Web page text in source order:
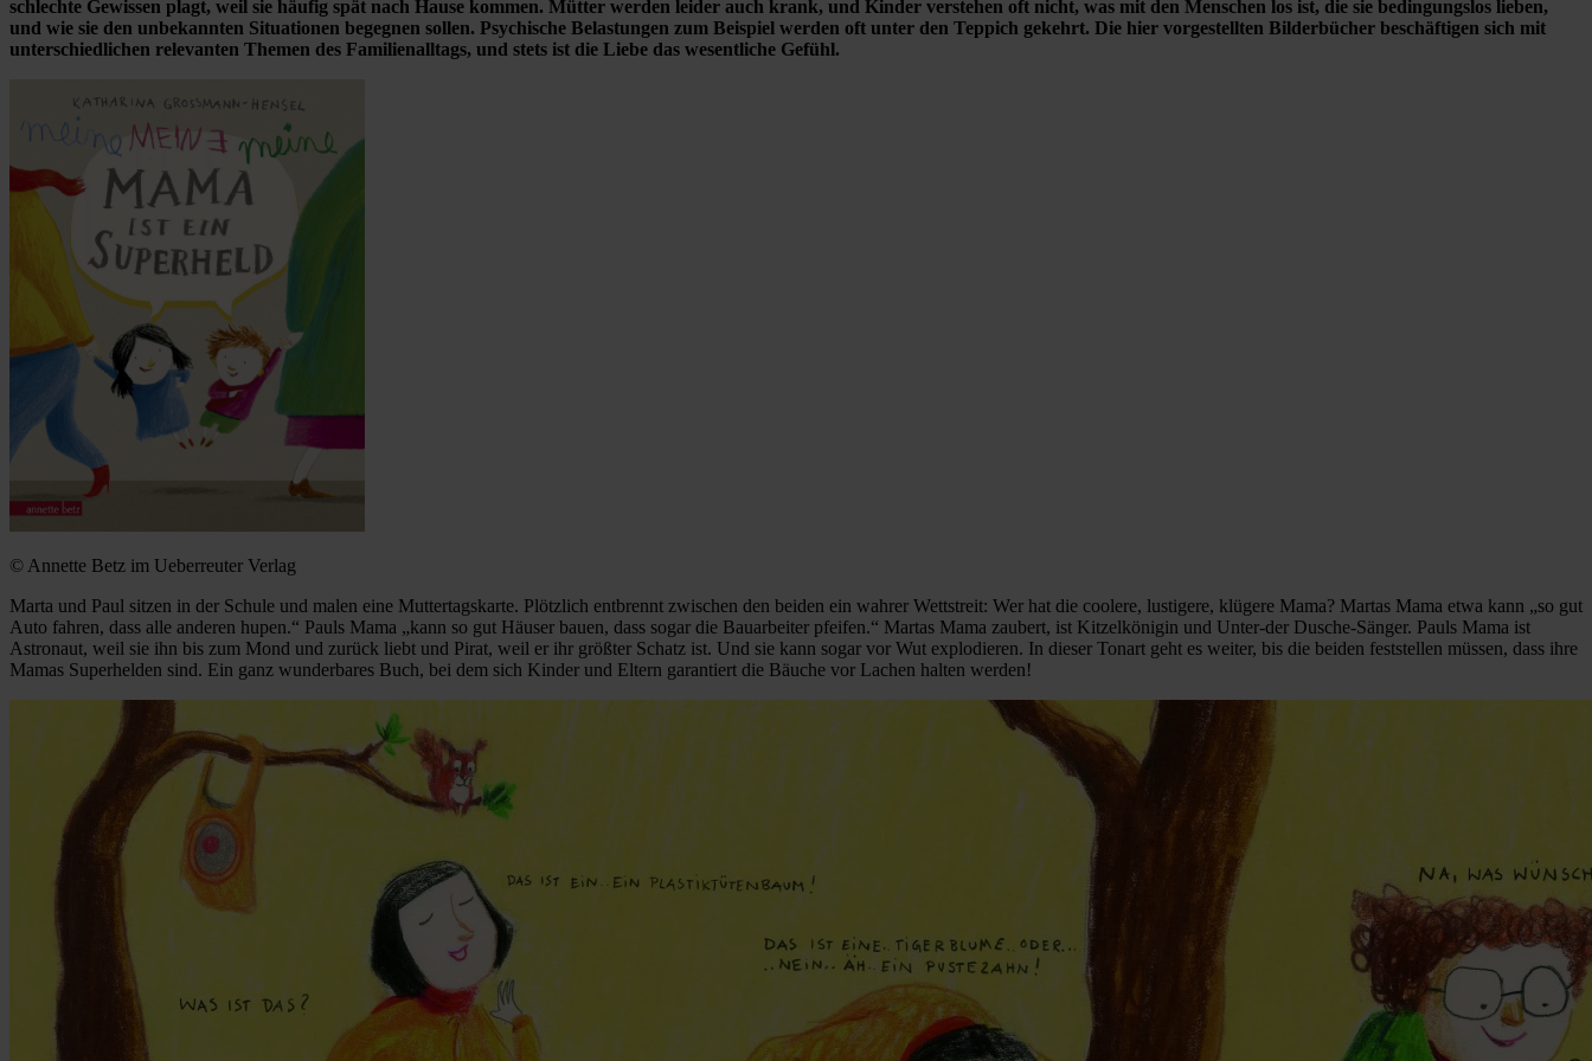
schlechte Gewissen plagt, weil sie häufig spät nach Hause kommen. Mütter werden leider auch krank, und Kinder verstehen oft nicht, was mit den Menschen los ist, die sie bedingungslos lieben,
und wie sie den unbekannten Situationen begegnen sollen. Psychische Belastungen zum Beispiel werden oft unter den Teppich gekehrt. Die hier vorgestellten Bilderbücher beschäftigen sich mit
unterschiedlichen relevanten Themen des Familienalltags, und stets ist die Liebe das wesentliche Gefühl.
© Annette Betz im Ueberreuter Verlag
Marta und Paul sitzen in der Schule und malen eine Muttertagskarte. Plötzlich entbrennt zwischen den beiden ein wahrer Wettstreit: Wer hat die coolere, lustigere, klügere Mama? Martas Mama etwa kann „so gut
Auto fahren, dass alle anderen hupen.“ Pauls Mama „kann so gut Häuser bauen, dass sogar die Bauarbeiter pfeifen.“ Martas Mama zaubert, ist Kitzelkönigin und Unter-der Dusche-Sänger. Pauls Mama ist
Astronaut, weil sie ihn bis zum Mond und zurück liebt und Pirat, weil er ihr größter Schatz ist. Und sie kann sogar vor Wut explodieren. In dieser Tonart geht es weiter, bis die beiden feststellen müssen, dass ihre
Mamas Superhelden sind. Ein ganz wunderbares Buch, bei dem sich Kinder und Eltern garantiert die Bäuche vor Lachen halten werden!